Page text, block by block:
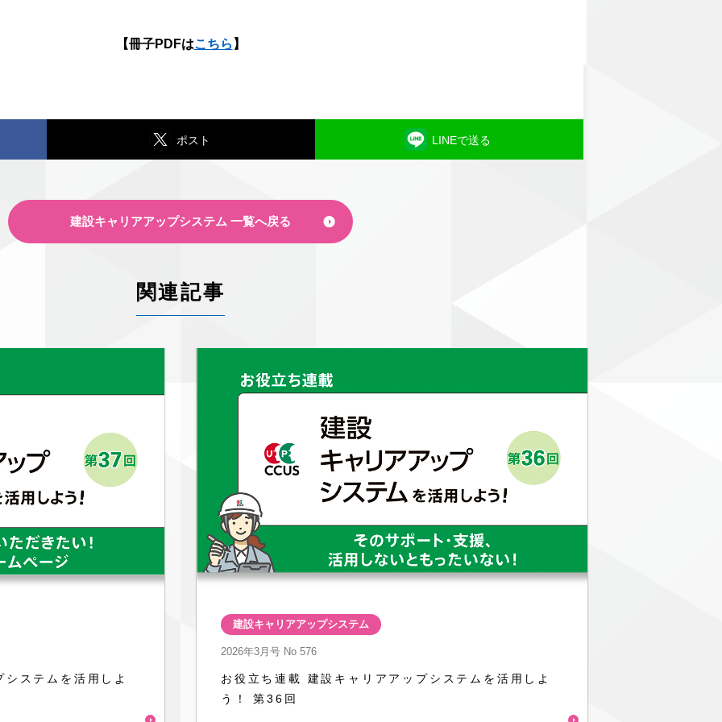
【冊子PDFはこちら 】
ポスト LINEで送る
建設キャリアアップシステム 一覧へ戻る
関連記事
ステムを活用しよ
建設キャリアアップシステム
2026年3月号 No 576
お役立ち連載 建設キャリアアップシステムを活用しよ
う！ 第36回